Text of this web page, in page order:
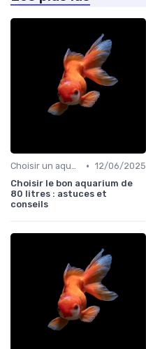
Choisir un aquarium • 12/06/2025
Choisir le bon aquarium de
80 litres : astuces et
conseils